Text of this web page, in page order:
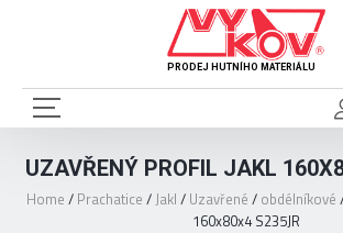
PRODEJ HUTNÍHO MATERIÁLU
UZAVŘENÝ PROFIL JAKL
Home / Prachatice /Jakl / Uzavřené / obdélníkové
160x80x4 S235JR